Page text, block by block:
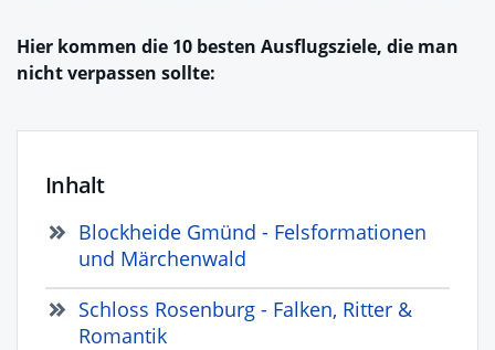
Hier kommen die 10 besten Ausflugsziele, die man
nicht verpassen sollte:
Inhalt
Blockheide Gmünd - Felsformationen
und Märchenwald
Schloss Rosenburg - Falken, Ritter &
Romantik